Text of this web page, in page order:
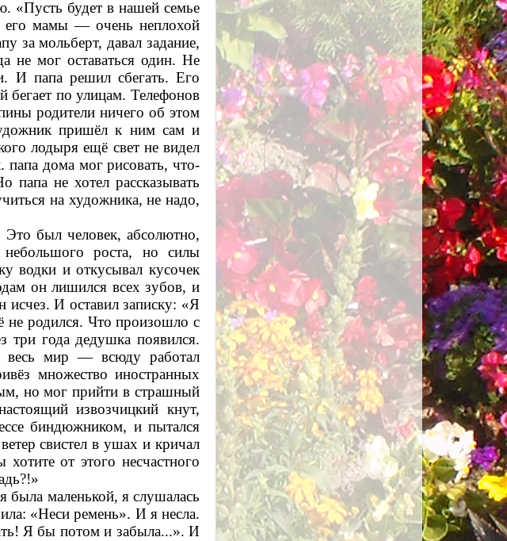
«Пусть будет в нашей семье
его мамы — очень неплохой
за мольберт, давал задание,
не мог оставаться один. Не
И папа решил сбегать. Его
бегает по улицам. Телефонов
родители ничего об этом
пришёл к ним сам и
лодыря ещё свет не видел
дома мог рисовать, что-
не хотел рассказывать
на художника, не надо,
был человек, абсолютно,
небольшого роста, но силы
водки и откусывал кусочек
он лишился всех зубов, и
И оставил записку: «Я
не родился. Что произошло с
три года дедушка появился.
весь мир — всюду работал
множество иностранных
но мог прийти в страшный
извозчицкий кнут,
биндюжником, и пытался
свистел в ушах и кричал
от этого несчастного
была маленькой, я слушалась
«Неси ремень». И я несла.
Я бы потом и забыла...». И